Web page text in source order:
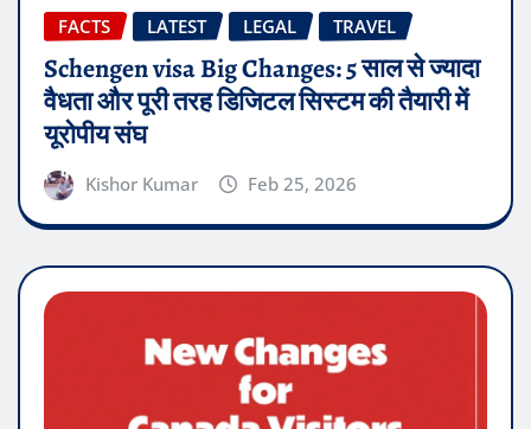
FACTS LATEST LEGAL TRAVEL
Schengen visa Big Changes: 5 साल से ज्यादा
वैधता और पूरी तरह डिजिटल सिस्टम की तैयारी में
यूरोपीय संघ
Kishor Kumar Feb 25, 2026